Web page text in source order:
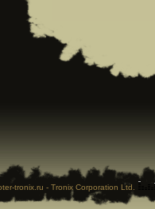
tronix.ru - Tronix Corporation Ltd.